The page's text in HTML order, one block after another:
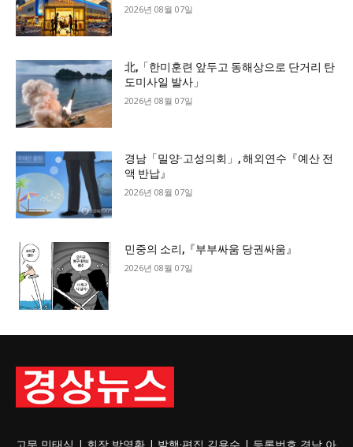
2026년 08월 07일
北,「한미훈련 앞두고 동해상으로 단거리 탄
도미사일 발사」
2026년 08월 07일
경남「밀양·고성의회」, 해외연수『예산 전
액 반납』
2026년 08월 07일
민중의 소리,『부부싸움 당권싸움』
2026년 08월 07일